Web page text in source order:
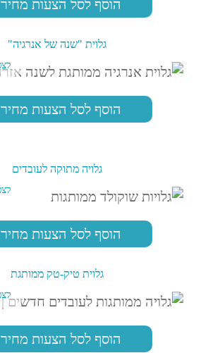
הוסף לסל הצעות מחיר
גלוית "שנה של אנרגיה"
הוסף לסל הצעות מחיר
גלויה מתוקה לעובדים
הוסף לסל הצעות מחיר
גלוית טיק-טק ממותגת
הוסף לסל הצעות מחיר